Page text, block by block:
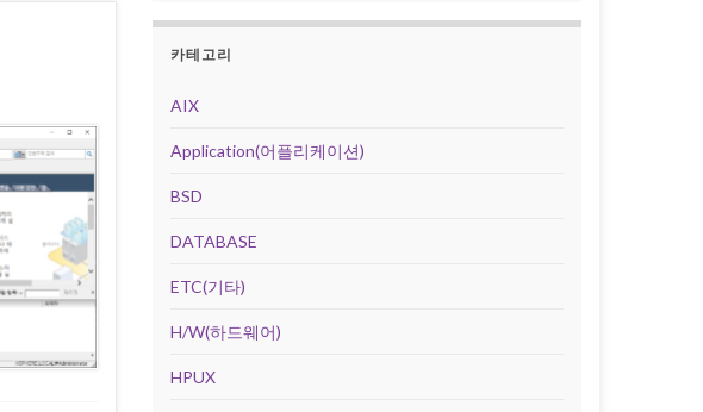
카테고리
AIX
Application(어플리케이션)
BSD
DATABASE
ETC(기타)
H/W(하드웨어)
HPUX